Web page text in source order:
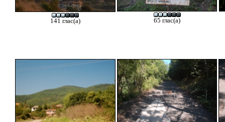
141 глас(а) 65 глас(а)